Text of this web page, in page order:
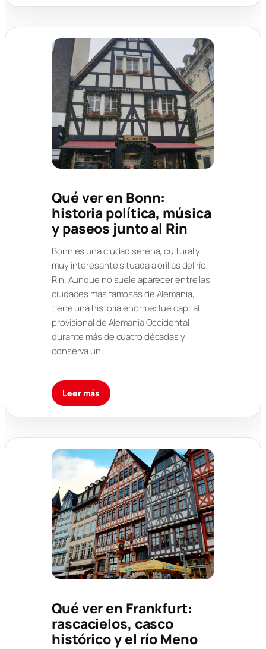
Qué ver en Bonn:
historia política, música
y paseos junto al Rin
Bonn es una ciudad serena, cultural y
muy interesante situada a orillas del río
Rin. Aunque no suele aparecer entre las
ciudades más famosas de Alemania,
tiene una historia enorme: fue capital
provisional de Alemania Occidental
durante más de cuatro décadas y
conserva un…
Leer más
Qué ver en Frankfurt:
rascacielos, casco
histórico y el río Meno